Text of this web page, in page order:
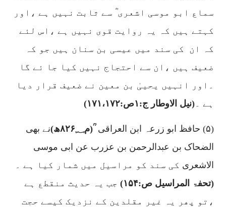
سماع ابو موسی اشعری ؓ سے ثابت نہیں ہے ،اور
کہتے ہیں کہ یہ روایت قوی نہیں ہے ،اس لئے
کہ ان
کی سند میں عیسی بن سنان ہیں جو کہ
ضعیف ہیں ،ان سے احتجاج نہیں کیا جا ئے گا
۔اور انہیں یحییٰ بن معین نے ضعیف قرار دیا
ہے ۔(نیل الاوطار ج: ۱ص:۱۷۱،۱۷۲)
(۵) حافظ ابو زرعہ ابن العراقی ؒ(م۸۲۶؁ھ)نے بھی
الضحاک بن عبدالرحمن بن عزرب عن ابی موسی
الاشعری کی سند کو مراسیل میں شمار کیا ہے ۔
(تحفۃ المراسیل ص:۱۵۴)
جب یہ حدیث منقطع ہے
،تو پھر یہ غیر مقلدین کے نزدیک کیسے حجت